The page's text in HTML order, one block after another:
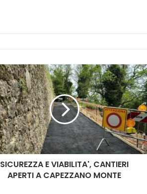
SICUREZZA E VIABILITA', CANTIERI
APERTI A CAPEZZANO MONTE